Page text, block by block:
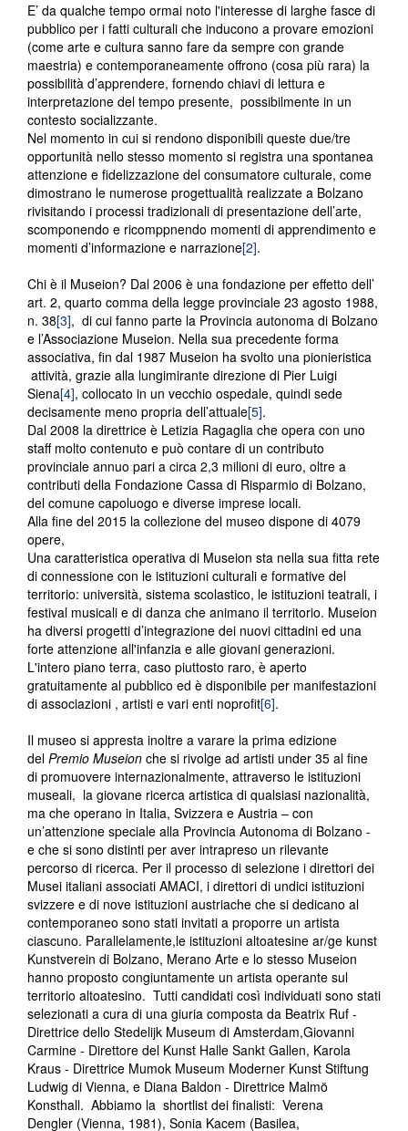
E’ da qualche tempo ormai noto l'interesse di larghe fasce di
pubblico per i fatti culturali che inducono a provare emozioni
(come arte e cultura sanno fare da sempre con grande
maestria) e contemporaneamente offrono (cosa più rara) la
possibilità d’apprendere, fornendo chiavi di lettura e
interpretazione del tempo presente, possibilmente in un
contesto socializzante.
Nel momento in cui si rendono disponibili queste due/tre
opportunità nello stesso momento si registra una spontanea
attenzione e fidelizzazione del consumatore culturale, come
dimostrano le numerose progettualità realizzate a Bolzano
rivisitando i processi tradizionali di presentazione dell’arte,
scomponendo e ricomppnendo momenti di apprendimento e
momenti d’informazione e narrazione[2].
Chi è il Museion? Dal 2006 è una fondazione per effetto dell’
art. 2, quarto comma della legge provinciale 23 agosto 1988,
n. 38[3], di cui fanno parte la Provincia autonoma di Bolzano
e l’Associazione Museion. Nella sua precedente forma
associativa, fin dal 1987 Museion ha svolto una pionieristica
attività, grazie alla lungimirante direzione di Pier Luigi
Siena[4], collocato in un vecchio ospedale, quindi sede
decisamente meno propria dell’attuale[5].
Dal 2008 la direttrice è Letizia Ragaglia che opera con uno
staff molto contenuto e può contare di un contributo
provinciale annuo pari a circa 2,3 milioni di euro, oltre a
contributi della Fondazione Cassa di Risparmio di Bolzano,
del comune capoluogo e diverse imprese locali.
Alla fine del 2015 la collezione del museo dispone di 4079
opere,
Una caratteristica operativa di Museion sta nella sua fitta rete
di connessione con le istituzioni culturali e formative del
territorio: università, sistema scolastico, le istituzioni teatrali, i
festival musicali e di danza che animano il territorio. Museion
ha diversi progetti d’integrazione dei nuovi cittadini ed una
forte attenzione all'infanzia e alle giovani generazioni.
L'intero piano terra, caso piuttosto raro, è aperto
gratuitamente al pubblico ed è disponibile per manifestazioni
di associazioni , artisti e vari enti noprofit[6].
Il museo si appresta inoltre a varare la prima edizione
del Premio Museion che si rivolge ad artisti under 35 al fine
di promuovere internazionalmente, attraverso le istituzioni
museali, la giovane ricerca artistica di qualsiasi nazionalità,
ma che operano in Italia, Svizzera e Austria – con
un’attenzione speciale alla Provincia Autonoma di Bolzano -
e che si sono distinti per aver intrapreso un rilevante
percorso di ricerca. Per il processo di selezione i direttori dei
Musei italiani associati AMACI, i direttori di undici istituzioni
svizzere e di nove istituzioni austriache che si dedicano al
contemporaneo sono stati invitati a proporre un artista
ciascuno. Parallelamente,le istituzioni altoatesine ar/ge kunst
Kunstverein di Bolzano, Merano Arte e lo stesso Museion
hanno proposto congiuntamente un artista operante sul
territorio altoatesino. Tutti candidati così individuati sono stati
selezionati a cura di una giuria composta da Beatrix Ruf -
Direttrice dello Stedelijk Museum di Amsterdam,Giovanni
Carmine - Direttore del Kunst Halle Sankt Gallen, Karola
Kraus - Direttrice Mumok Museum Moderner Kunst Stiftung
Ludwig di Vienna, e Diana Baldon - Direttrice Malmö
Konsthall. Abbiamo la shortlist dei finalisti: Verena
Dengler (Vienna, 1981), Sonia Kacem (Basilea,